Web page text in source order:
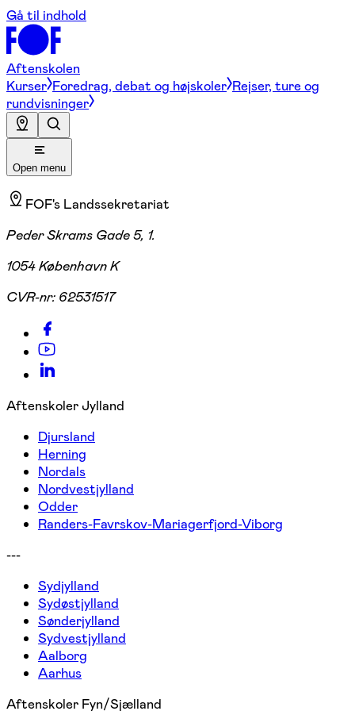
Gå til indhold
Aftenskolen
Kurser Foredrag, debat og højskoler Rejser, ture og
rundvisninger
Open menu
FOF's Landssekretariat
Peder Skrams Gade 5, 1.
1054 København K
CVR-nr: 62531517
Aftenskoler Jylland
Djursland
Herning
Nordals
Nordvestjylland
Odder
Randers-Favrskov-Mariagerfjord-Viborg
---
Sydjylland
Sydøstjylland
Sønderjylland
Sydvestjylland
Aalborg
Aarhus
Aftenskoler Fyn/Sjælland